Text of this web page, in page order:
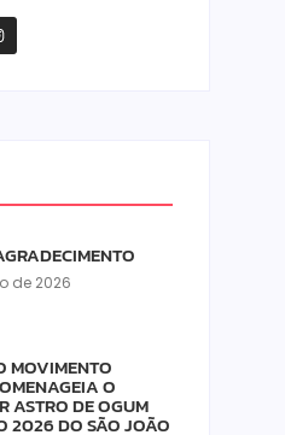
de 2026
MOVIMENTO
O
ASTRO DE OGUM
2026 DO SÃO JOÃO